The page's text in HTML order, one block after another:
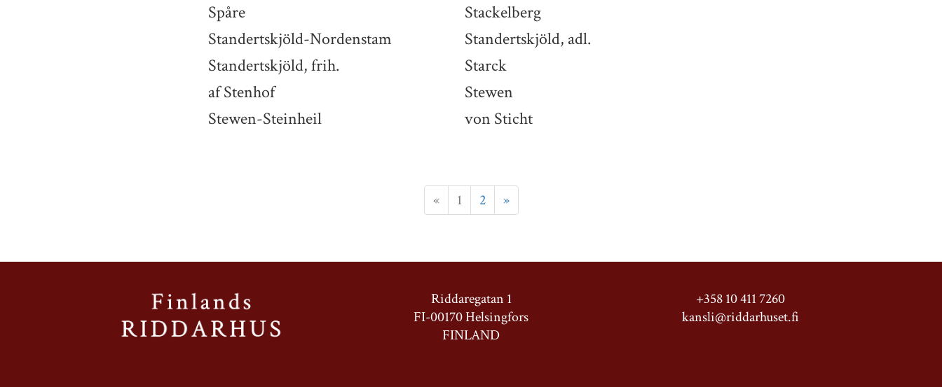
Spåre
Stackelberg
Standertskjöld-Nordenstam
Standertskjöld, adl.
Standertskjöld, frih.
Starck
af Stenhof
Stewen
Stewen-Steinheil
von Sticht
« 1 2 »
Riddaregatan 1
FI-00170 Helsingfors
FINLAND
+358 10 411 7260
kansli@riddarhuset.fi